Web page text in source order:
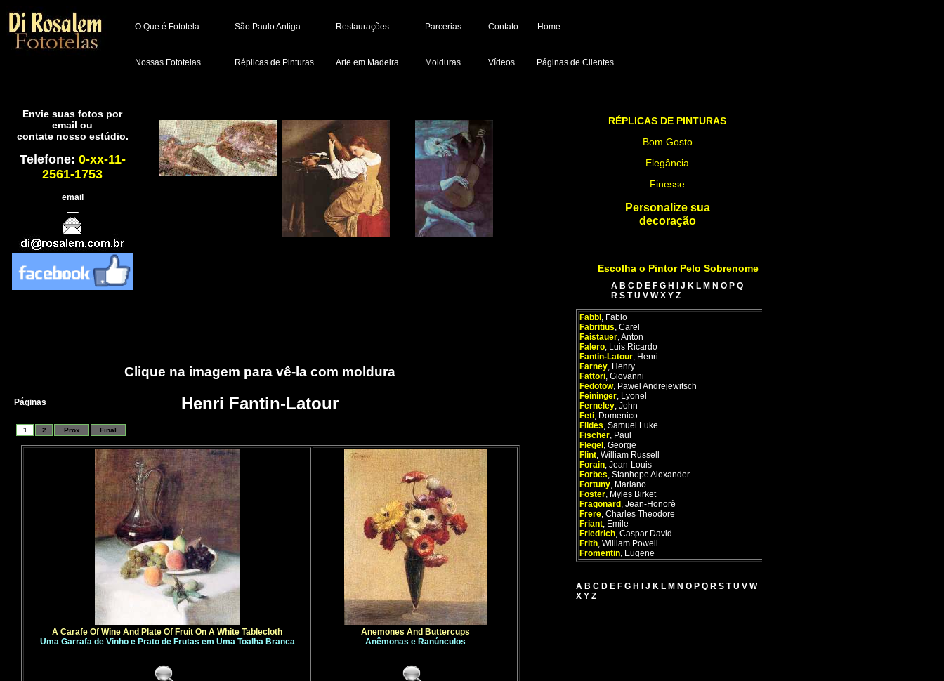
O Que é Fototela
Nossas Fototelas
São Paulo Antiga
Réplicas de Pinturas
Restaurações
Arte em Madeira
Parcerias
Molduras
Contato
Páginas de Clientes
Home
Vídeos
RÉPLICAS DE PINTURAS
Bom Gosto
Elegância
Finesse
Personalize sua
decoração
Envie suas fotos por
email ou
contate nosso estúdio.
Telefone: 0-xx-11-
2561-1753
email
Páginas
1 2 Prox Final
A Carafe Of Wine And Plate Of Fruit On A White Tablecloth
Uma Garrafa de Vinho e Prato de Frutas em Uma Toalha Branca
Anemones And Buttercups
Anêmonas e Ranúnculos
Escolha o Pintor Pelo Sobrenome
A B C D E F G H J K L M N O P Q
R S T U V W X Y Z
Fabbi, Fabio
Fabritius, Carel
Faistauer,Anton
Falero, Luis Ricardo
Fantin-Latour, Henri
Farney, Henry
Fattori, Giovanni
Fedotow, Pawel Andrejewitsch
Feininger, Lyonel
Ferneley, John
Feti, Domenico
Fildes, Samuel Luke
Fischer, Paul
Flegel , George
Flint, William Russell
Forain, Jean-Louis
Forbes, Stanhope Alexander
Fortuny, Mariano
Foster, Myles Birket
Fragonard , Jean-Honorè
Frere, Charles Theodore
Friant, Emile
Friedrich, Caspar David
Frith, William Powell
Fromentin, Eugene
A B C D E F G H J K L M N O P Q R S T U V W
X Y Z
Clique na imagem para vê-la com moldura
Henri Fantin-Latour